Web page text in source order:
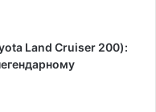
Land Cruiser 200):